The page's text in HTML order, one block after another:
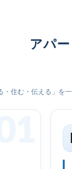
アパ
・住む・伝える」を